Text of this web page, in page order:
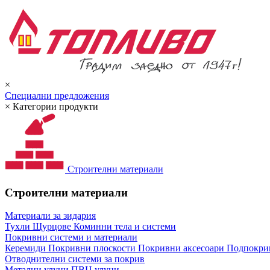
×
Специални предложения
× Категории продукти
Строителни материали
Строителни материали
Материали за зидария
Тухли Щурцове Коминни тела и системи
Покривни системи и материали
Керемиди Покривни плоскости Покривни аксесоари
Отводнителни системи за покрив